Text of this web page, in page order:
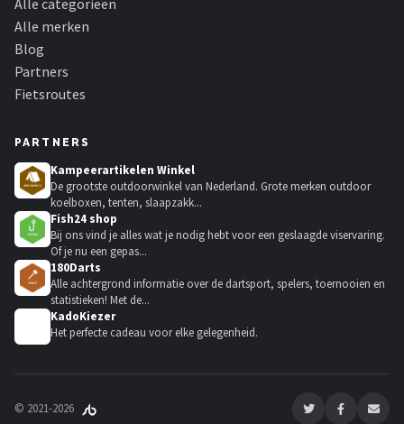
Alle categorieën
Alle merken
Blog
Partners
Fietsroutes
PARTNERS
Kampeerartikelen Winkel
De grootste outdoorwinkel van Nederland. Grote merken outdoor
koelboxen, tenten, slaapzakk...
Fish24 shop
Bij ons vind je alles wat je nodig hebt voor een geslaagde viservaring.
Of je nu een gepas...
180Darts
Alle achtergrond informatie over de dartsport, spelers, toernooien en
statistieken! Met de...
KadoKiezer
Het perfecte cadeau voor elke gelegenheid.
© 2021-2026